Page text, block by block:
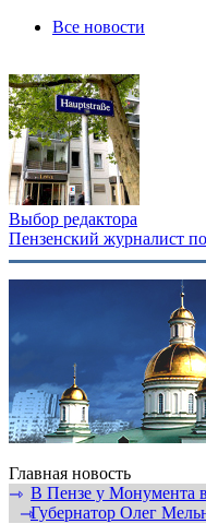
Все новости
Выбор редактора
Пензенский журналист
Главная новость
⇾ В Пензе у Монумента
⇾Губернатор Олег